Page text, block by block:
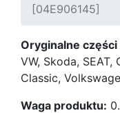
[04E906145]
Oryginalne
VW, Skoda,
Classic,
Waga produktu: